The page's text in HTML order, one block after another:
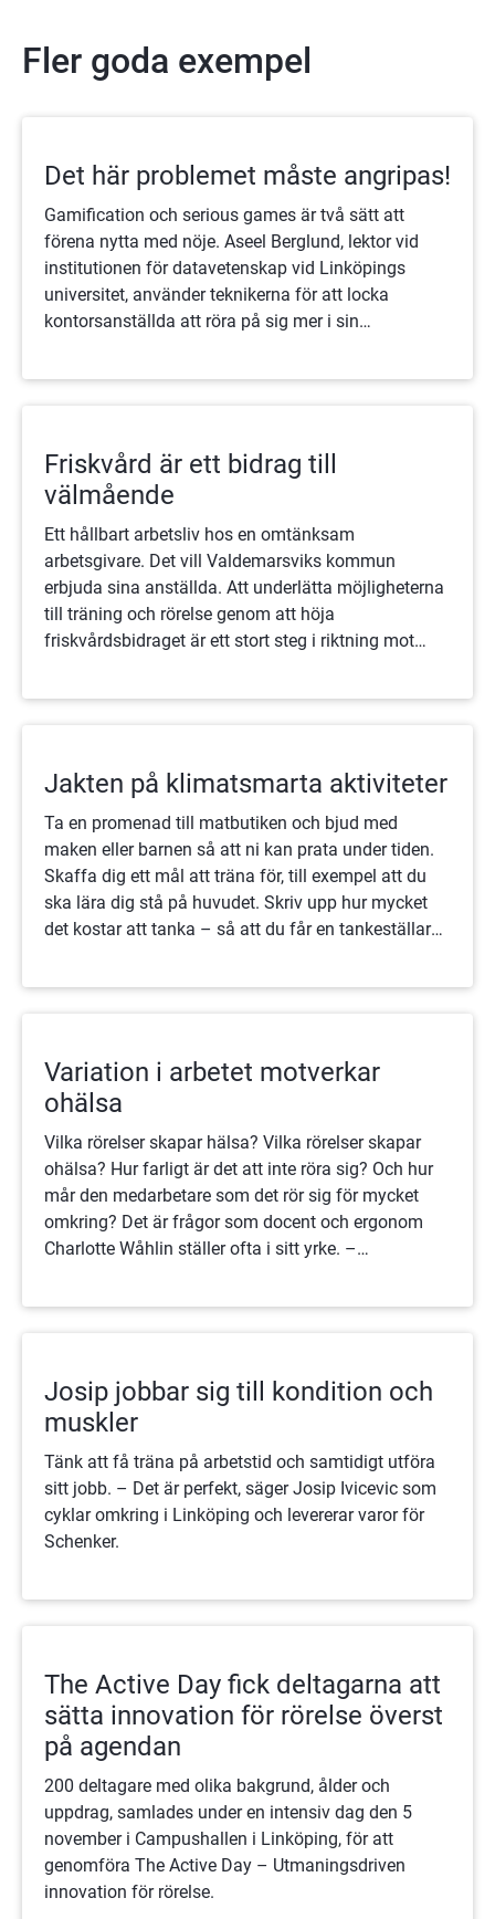
Fler goda exempel
Det här problemet måste angripas!
Gamification och serious games är två sätt att
förena nytta med nöje. Aseel Berglund, lektor vid
institutionen för datavetenskap vid Linköpings
universitet, använder teknikerna för att locka
kontorsanställda att röra på sig mer i sin
hon.
Friskvård är ett bidrag till
välmående
Ett hållbart arbetsliv hos en omtänksam
arbetsgivare. Det vill Valdemarsviks kommun
erbjuda sina anställda. Att underlätta möjligheterna
till träning och rörelse genom att höja
friskvårdsbidraget är ett stort steg i riktning mot
Jakten på klimatsmarta aktiviteter
Ta en promenad till matbutiken och bjud med
maken eller barnen så att ni kan prata under tiden.
Skaffa dig ett mål att träna för, till exempel att du
ska lära dig stå på huvudet. Skriv upp hur mycket
det kostar att tanka – så att du får en tankeställare
Variation i arbetet motverkar
ohälsa
Vilka rörelser skapar hälsa? Vilka rörelser skapar
ohälsa? Hur farligt är det att inte röra sig? Och hur
mår den medarbetare som det rör sig för mycket
omkring? Det är frågor som docent och ergonom
Charlotte Wåhlin ställer ofta i sitt yrke. –
Josip jobbar sig till kondition och
muskler
Tänk att få träna på arbetstid och samtidigt utföra
sitt jobb. – Det är perfekt, säger Josip Ivicevic som
cyklar omkring i Linköping och levererar varor för
Schenker.
The Active Day fick deltagarna att
sätta innovation för rörelse överst
på agendan
200 deltagare med olika bakgrund, ålder och
uppdrag, samlades under en intensiv dag den 5
november i Campushallen i Linköping, för att
genomföra The Active Day – Utmaningsdriven
innovation för rörelse.